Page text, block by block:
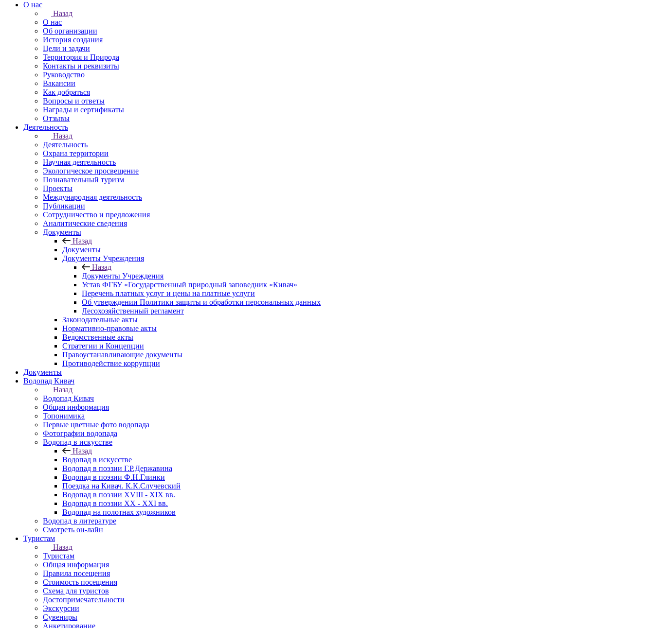
О нас
Назад
О нас
Об организации
История создания
Цели и задачи
Территория и Природа
Контакты и реквизиты
Руководство
Вакансии
Как добраться
Вопросы и ответы
Награды и сертификаты
Отзывы
Деятельность
Назад
Деятельность
Охрана территории
Научная деятельность
Экологическое просвещение
Познавательный туризм
Проекты
Международная деятельность
Публикации
Сотрудничество и предложения
Аналитические сведения
Документы
Назад
Документы
Документы Учреждения
Назад
Документы Учреждения
Устав ФГБУ «Государственный природный заповедник «Кивач»
Перечень платных услуг и цены на платные услуги
Об утверждении Политики защиты и обработки персональных данных
Лесохозяйственный регламент
Законодательные акты
Нормативно-правовые акты
Ведомственные акты
Стратегии и Концепции
Правоустанавливающие документы
Противодействие коррупции
Документы
Водопад Кивач
Назад
Водопад Кивач
Общая информация
Топонимика
Первые цветные фото водопада
Фотографии водопада
Водопад в искусстве
Назад
Водопад в искусстве
Водопад в поэзии Г.Р.Державина
Водопад в поэзии Ф.Н.Глинки
Поездка на Кивач. К.К.Случевский
Водопад в поэзии XVIII - XIX вв.
Водопад в поэзии XX - XXI вв.
Водопад на полотнах художников
Водопад в литературе
Смотреть он-лайн
Туристам
Назад
Туристам
Общая информация
Правила посещения
Стоимость посещения
Схема для туристов
Достопримечательности
Экскурсии
Сувениры
Анкетирование